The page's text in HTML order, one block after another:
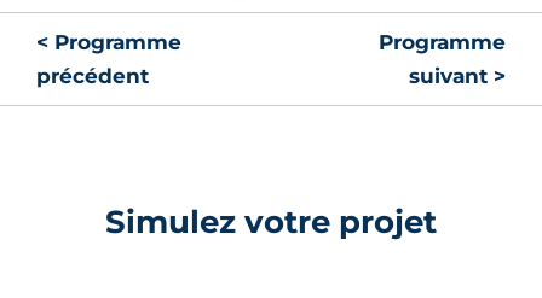
< Programme
précédent
Programme
suivant >
Simulez votre projet